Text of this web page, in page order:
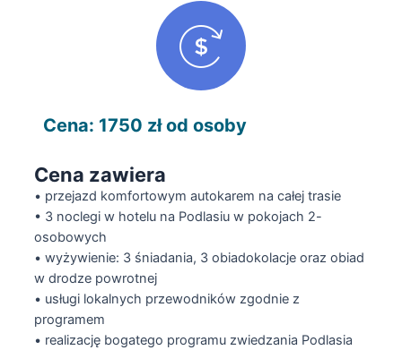
Cena: 1750 zł od osoby
Cena zawiera
• przejazd komfortowym autokarem na całej trasie
• 3 noclegi w hotelu na Podlasiu w pokojach 2-
osobowych
• wyżywienie: 3 śniadania, 3 obiadokolacje oraz obiad
w drodze powrotnej
• usługi lokalnych przewodników zgodnie z
programem
• realizację bogatego programu zwiedzania Podlasia